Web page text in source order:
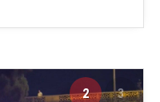
2 3